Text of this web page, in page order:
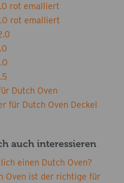
rot emalliert
rot emalliert
Dutch Oven
für Dutch Oven Deckel
auch interessieren
einen Dutch Oven?
Oven ist der richtige für